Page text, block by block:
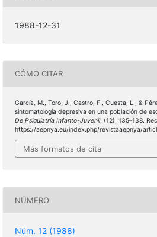
1988-12-31
CÓMO CITAR
García, M., Toro, J., Castro, F., Cuesta, L., &
sintomatología depresiva en una población de
De Psiquiatría Infanto-Juvenil, (12), 135–138.
https://aepnya.eu/index.php/revistaaepnya/
Más formatos de cita
NÚMERO
Núm. 12 (1988)